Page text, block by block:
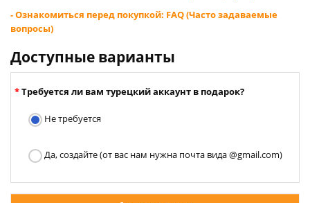
- Ознакомиться перед покупкой: FAQ (Часто задаваемые
вопросы)
Доступные варианты
Требуется ли вам турецкий аккаунт в подарок?
Не требуется
Да, создайте (от вас нам нужна почта вида @gmail.com)